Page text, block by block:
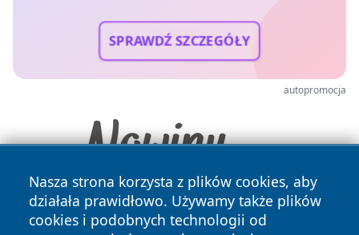
SPRAWDŹ SZCZEGÓŁY
autopromocja
Nasza strona korzysta z plików cookies, aby
działała prawidłowo. Używamy także plików
cookies i podobnych technologii od